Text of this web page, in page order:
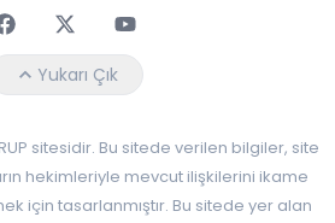
FaceebokTwitterYoutube
Yukarı Çık
sitesidir. Bu sitede verilen bilgiler, site
hekimleriyle mevcut ilişkilerini ikame
için tasarlanmıştır. Bu sitede yer alan